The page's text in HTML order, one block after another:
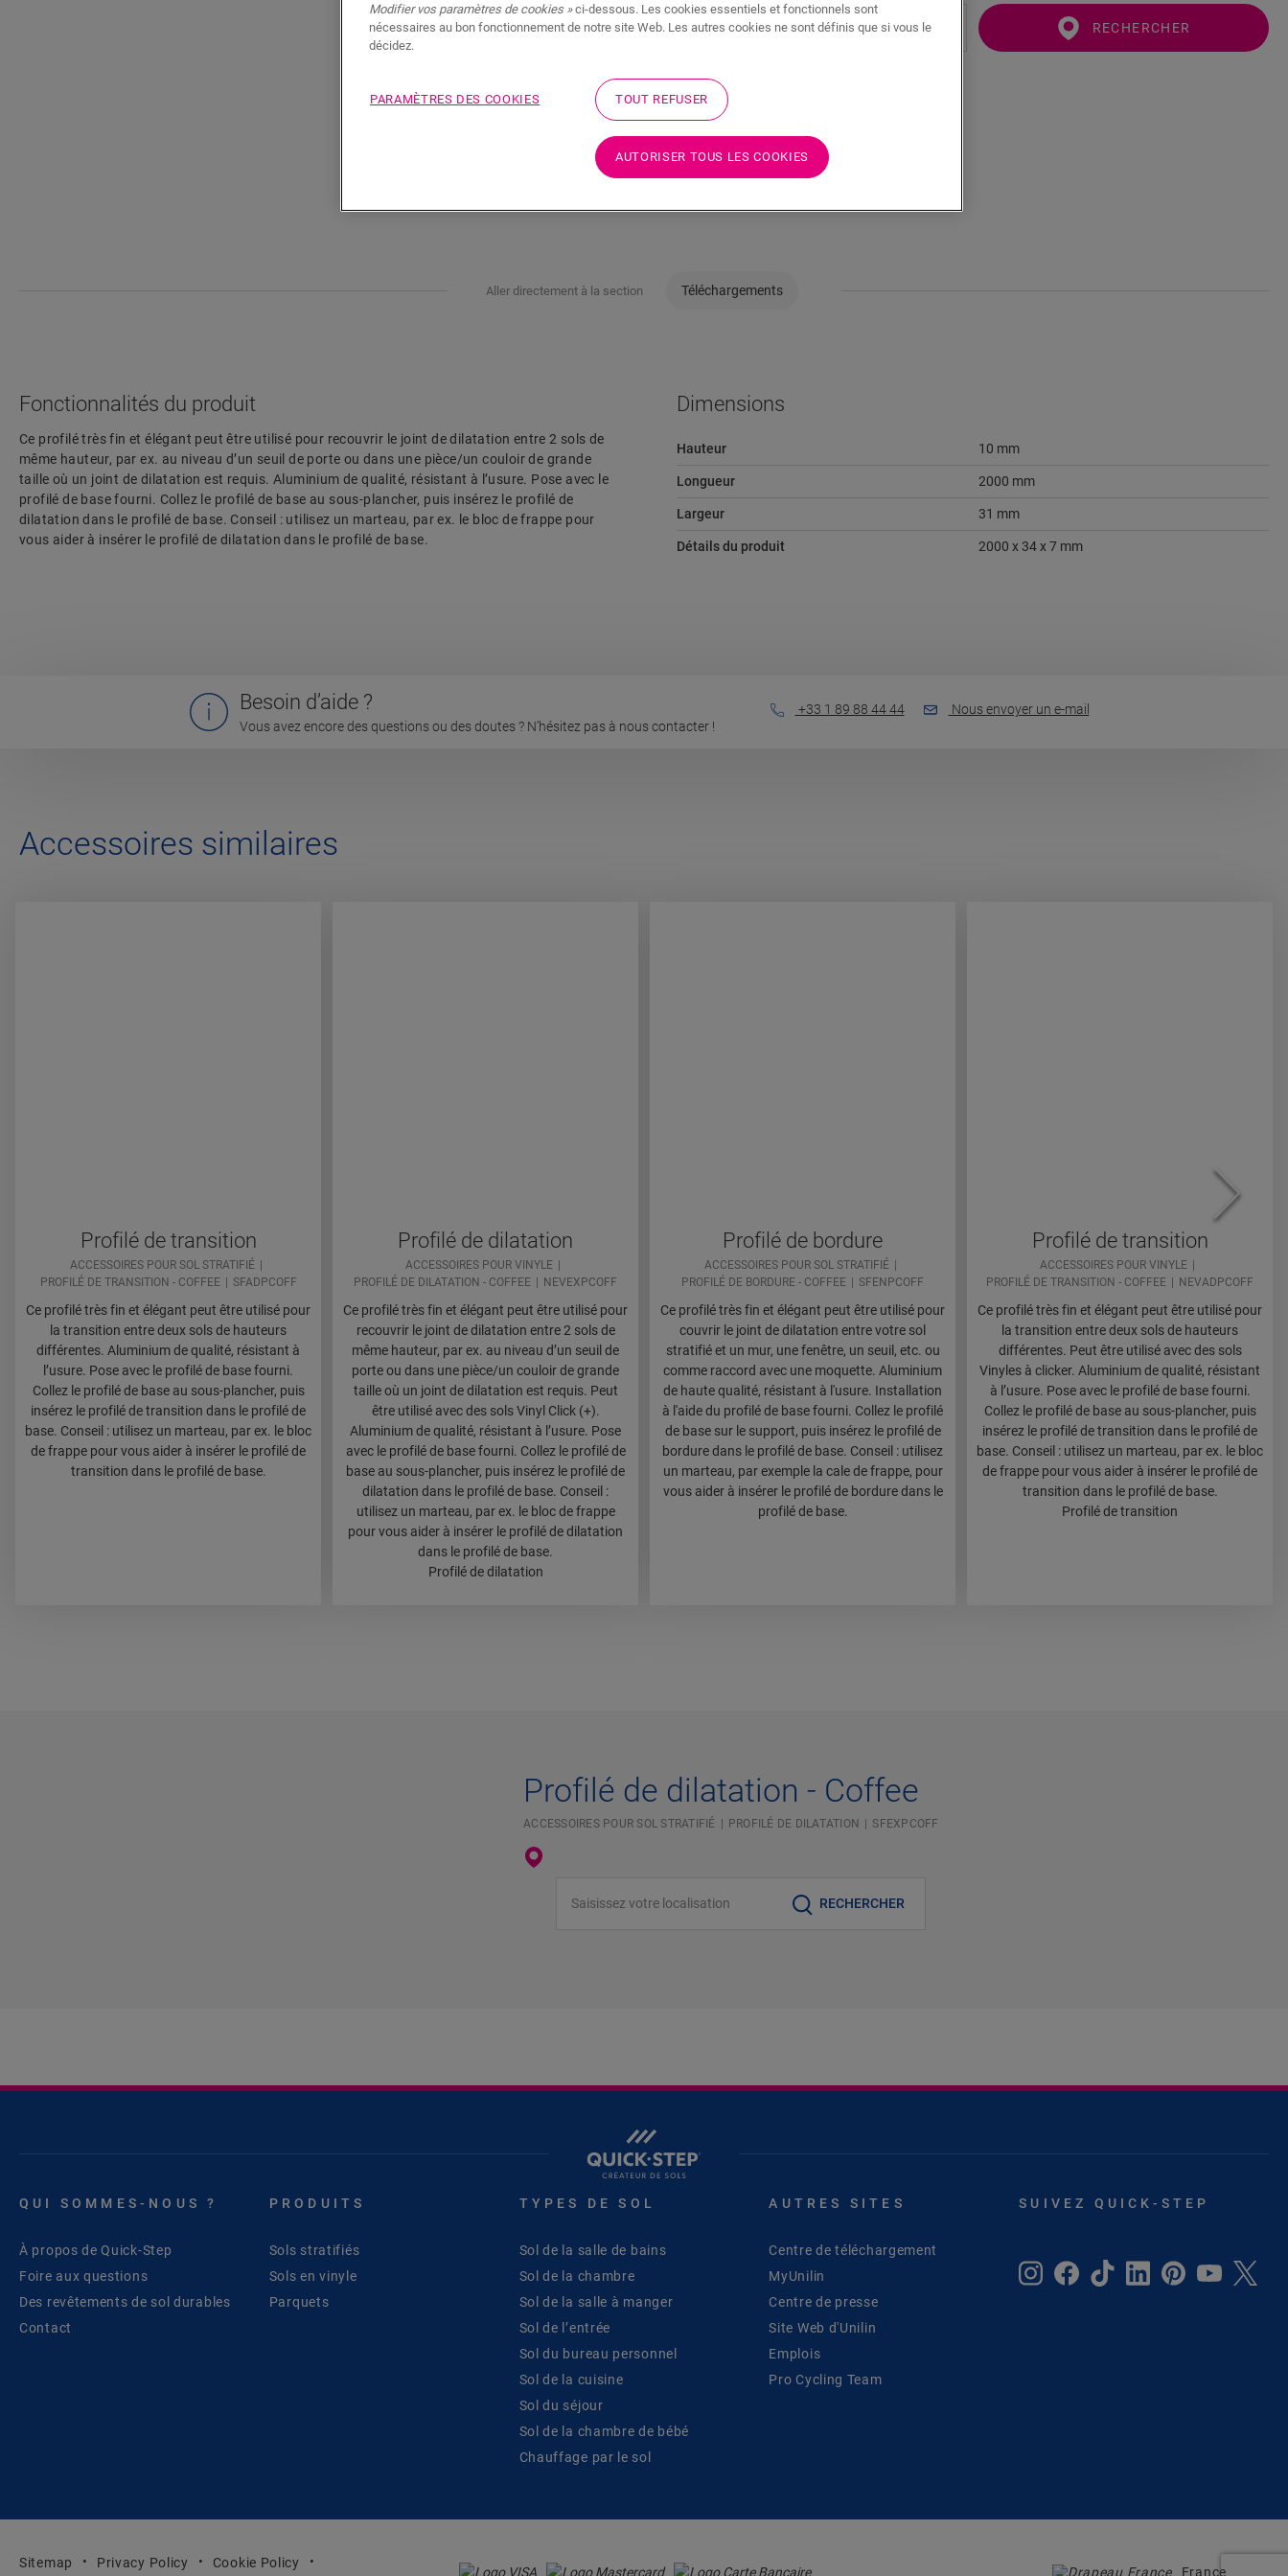
RECHERCHER
Aller directement à la section Téléchargements
Fonctionnalités du produit
Ce profilé très fin et élégant peut être utilisé pour recouvrir le joint de dilatation entre 2 sols de
même hauteur, par ex. au niveau d’un seuil de porte ou dans une pièce/un couloir de grande
taille où un joint de dilatation est requis. Aluminium de qualité, résistant à l’usure. Pose avec le
profilé de base fourni. Collez le profilé de base au sous-plancher, puis insérez le profilé de
dilatation dans le profilé de base. Conseil : utilisez un marteau, par ex. le bloc de frappe pour
vous aider à insérer le profilé de dilatation dans le profilé de base.
Dimensions
Hauteur 10 mm
Longueur 2000 mm
Largeur 31 mm
Détails du produit 2000 x 34 x 7 mm
Besoin d’aide ?
Vous avez encore des questions ou des doutes ? N’hésitez pas à nous contacter !
+33 1 89 88 44 44 Nous envoyer un e-mail
Accessoires similaires
Profilé de transition
ACCESSOIRES POUR SOL STRATIFIÉ
PROFILÉ DE TRANSITION - COFFEE
SFADPCOFF
Ce profilé très fin et élégant peut être utilisé pour
la transition entre deux sols de hauteurs
différentes. Aluminium de qualité, résistant à
l’usure. Pose avec le profilé de base fourni.
Collez le profilé de base au sous-plancher, puis
insérez le profilé de transition dans le profilé de
base. Conseil : utilisez un marteau, par ex. le bloc
de frappe pour vous aider à insérer le profilé de
transition dans le profilé de base.
Profilé de dilatation
ACCESSOIRES POUR VINYLE
PROFILÉ DE DILATATION - COFFEE
NEVEXPCOFF
Ce profilé très fin et élégant peut être utilisé pour
recouvrir le joint de dilatation entre 2 sols de
même hauteur, par ex. au niveau d’un seuil de
porte ou dans une pièce/un couloir de grande
taille où un joint de dilatation est requis. Peut
être utilisé avec des sols Vinyl Click (+).
Aluminium de qualité, résistant à l’usure. Pose
avec le profilé de base fourni. Collez le profilé de
base au sous-plancher, puis insérez le profilé de
dilatation dans le profilé de base. Conseil :
utilisez un marteau, par ex. le bloc de frappe
pour vous aider à insérer le profilé de dilatation
dans le profilé de base.
Profilé de dilatation
Profilé de bordure
ACCESSOIRES POUR SOL STRATIFIÉ
PROFILÉ DE BORDURE - COFFEE
SFENPCOFF
Ce profilé très fin et élégant peut être utilisé pour
couvrir le joint de dilatation entre votre sol
stratifié et un mur, une fenêtre, un seuil, etc. ou
comme raccord avec une moquette. Aluminium
de haute qualité, résistant à l'usure. Installation
à l'aide du profilé de base fourni. Collez le profilé
de base sur le support, puis insérez le profilé de
bordure dans le profilé de base. Conseil : utilisez
un marteau, par exemple la cale de frappe, pour
vous aider à insérer le profilé de bordure dans le
profilé de base.
Profilé de transition
ACCESSOIRES POUR VINYLE
PROFILÉ DE TRANSITION - COFFEE
NEVADPCOFF
Ce profilé très fin et élégant peut être utilisé pour
la transition entre deux sols de hauteurs
différentes. Peut être utilisé avec des sols
Vinyles à clicker. Aluminium de qualité, résistant
à l’usure. Pose avec le profilé de base fourni.
Collez le profilé de base au sous-plancher, puis
insérez le profilé de transition dans le profilé de
base. Conseil : utilisez un marteau, par ex. le bloc
de frappe pour vous aider à insérer le profilé de
transition dans le profilé de base.
Profilé de transition
Profilé de dilatation - Coffee
ACCESSOIRES POUR SOL STRATIFIÉ PROFILÉ DE DILATATION SFEXPCOFF
RECHERCHER
QUI SOMMES-NOUS ?
À propos de Quick-Step
Foire aux questions
Des revêtements de sol durables
Contact
PRODUITS
Sols stratifiés
Sols en vinyle
Parquets
TYPES DE SOL
Sol de la salle de bains
Sol de la chambre
Sol de la salle à manger
Sol de l’entrée
Sol du bureau personnel
Sol de la cuisine
Sol du séjour
Sol de la chambre de bébé
Chauffage par le sol
AUTRES SITES
Centre de téléchargement
MyUnilin
Centre de presse
Site Web d'Unilin
Emplois
Pro Cycling Team
SUIVEZ QUICK-STEP
Sitemap Privacy Policy
Cookie Policy
France
Modifier vos paramètres de cookies »ci-dessous. Les cookies essentiels et fonctionnels sont
nécessaires au bon fonctionnement de notre site Web. Les autres cookies ne sont définis que si vous le
décidez.
PARAMÈTRES DES COOKIES TOUT REFUSER
AUTORISER TOUS LES COOKIES